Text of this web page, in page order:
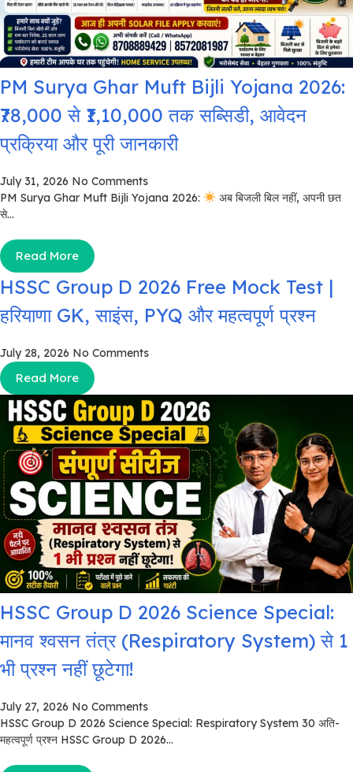
PM Surya Ghar Muft Bijli Yojana 2026:
₹78,000 से ₹1,10,000 तक सब्सिडी, आवेदन
प्रक्रिया और पूरी जानकारी
July 31, 2026 No Comments
PM Surya Ghar Muft Bijli Yojana 2026:
अब बिजली बिल नहीं, अपनी छत
से...
Read More
HSSC Group D 2026 Free Mock Test |
हरियाणा GK, साइंस, PYQ और महत्वपूर्ण प्रश्न
July 28, 2026 No Comments
Read More
HSSC Group D 2026 Science Special:
मानव श्वसन तंत्र (Respiratory System) से 1
भी प्रश्न नहीं छूटेगा!
July 27, 2026 No Comments
HSSC Group D 2026 Science Special: Respiratory System 30 अति-
महत्वपूर्ण प्रश्न HSSC Group D 2026...